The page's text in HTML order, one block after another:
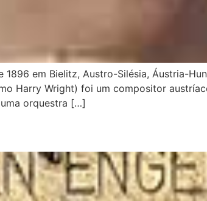
em Bielitz, Austro-Silésia, Áustria-
Harry Wright) foi um compositor
orquestra […]